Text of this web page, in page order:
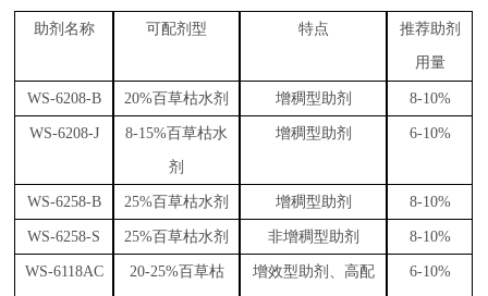
助剂名称 可配剂型 特点 推荐助剂
用量
WS-6208-B 20%百草枯水剂 增稠型助剂 8-10%
WS-6208-J 8-15%百草枯水
剂
增稠型助剂 6-10%
WS-6258-B 25%百草枯水剂 增稠型助剂 8-10%
WS-6258-S 25%百草枯水剂 非增稠型助剂 8-10%
WS-6118AC 20-25%百草枯 增效型助剂 、 高配 6-10%